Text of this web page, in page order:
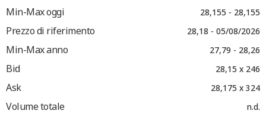
Min-Max oggi 28,155 - 28,155
Prezzo di riferimento 28,18 - 05/08/2026
Min-Max anno 27,79 - 28,26
Bid 28,15 x 246
Ask 28,175 x 324
Volume totale n.d.